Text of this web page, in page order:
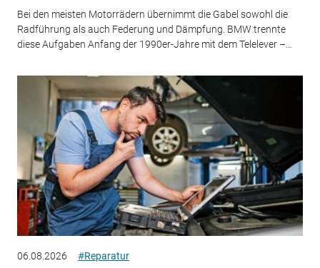
Bei den meisten Motorrädern übernimmt die Gabel sowohl die
Radführung als auch Federung und Dämpfung. BMW trennte
diese Aufgaben Anfang der 1990er-Jahre mit dem Telelever –...
06.08.2026 #Reparatur